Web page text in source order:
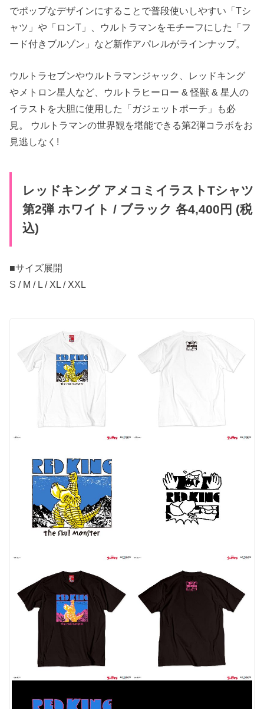
でポップなデザインにすることで普段使いしやすい「Tシ
ャツ」や「ロンT」、ウルトラマンをモチーフにした「フ
ード付きブルゾン」など新作アパレルがラインナップ。
ウルトラセブンやウルトラマンジャック、レッドキング
やメトロン星人など、ウルトラヒーロー & 怪獣 & 星人の
イラストを大胆に使用した「ガジェットポーチ」も必
見。 ウルトラマンの世界観を堪能できる第2弾コラボをお
見逃しなく!
レッドキング アメコミイラストTシャツ
第2弾 ホワイト / ブラック 各4,400円 (税
込)
■サイズ展開
S / M / L / XL / XXL